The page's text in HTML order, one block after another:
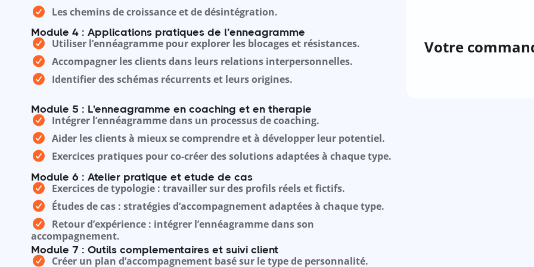
Les chemins de croissance et de désintégration.
Module 4 : Applications pratiques de l’enneagramme
Utiliser l’ennéagramme pour explorer les blocages et résistances.
Accompagner les clients dans leurs relations interpersonnelles.
Identifier des schémas récurrents et leurs origines.
Module 5 : L'enneagramme en coaching et en therapie
Intégrer l’ennéagramme dans un processus de coaching.
Aider les clients à mieux se comprendre et à développer leur potentiel.
Exercices pratiques pour co-créer des solutions adaptées à chaque type.
Module 6 : Atelier pratique et etude de cas
Exercices de typologie : travailler sur des profils réels et fictifs.
Études de cas : stratégies d’accompagnement adaptées à chaque type.
Retour d’expérience : intégrer l’ennéagramme dans son
accompagnement.
Module 7 : Outils complementaires et suivi client
Créer un plan d’accompagnement basé sur le type de personnalité.
Votre